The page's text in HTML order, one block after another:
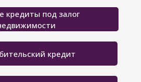
кредит
кредиты под залог